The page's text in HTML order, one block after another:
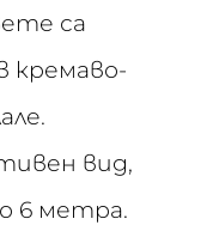
са
кремаво-
вид,
6 метра.